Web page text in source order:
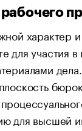
характер
для участия
для высшей